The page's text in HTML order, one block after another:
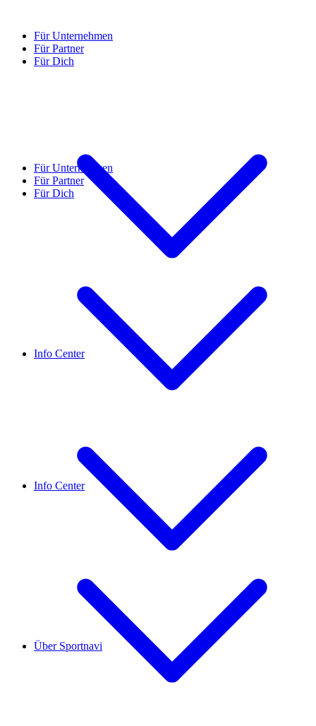
Für Unternehmen
Für Partner
Für Dich
Info Center
Über Sportnavi
Für Unternehmen
Für Partner
Für Dich
Info Center